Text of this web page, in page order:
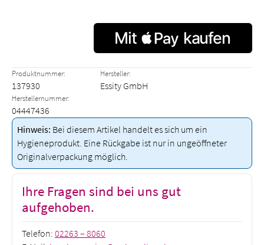
Produktnummer:
137930
Hersteller:
Essity GmbH
Herstellernummer:
04447436
Hinweis: Bei diesem Artikel handelt es sich um ein
Hygieneprodukt. Eine Rückgabe ist nur in ungeöffneter
Originalverpackung möglich.
Ihre Fragen sind bei uns gut
aufgehoben.
Telefon: 02263 – 8060